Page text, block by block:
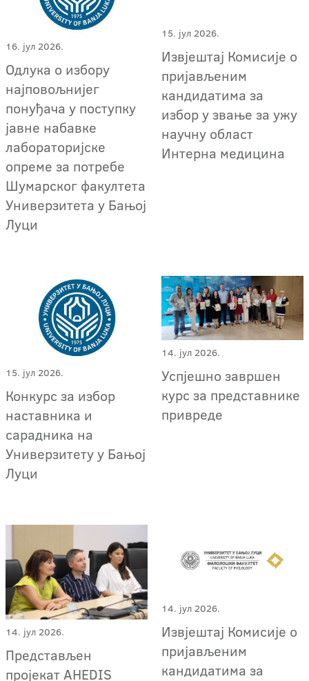
16. јул 2026.
Одлука о избору
најповољнијег
понуђача у поступку
јавне набавке
лабораторијске
опреме за потребе
Шумарског факултета
Универзитета у Бањој
Луци
15. јул 2026.
Извјештај Комисије о
пријављеним
кандидатима за
избор у звање за ужу
научну област
Интерна медицина
15. јул 2026.
Конкурс за избор
наставника и
сарадника на
Универзитету у Бањој
Луци
14. јул 2026.
Успјешно завршен
курс за представнике
привреде
14. јул 2026.
Представљен
пројекат AHEDIS
14. јул 2026.
Извјештај Комисије о
пријављеним
кандидатима за